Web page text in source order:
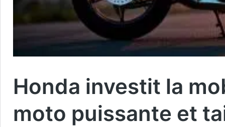
Honda investit la
moto puissante et